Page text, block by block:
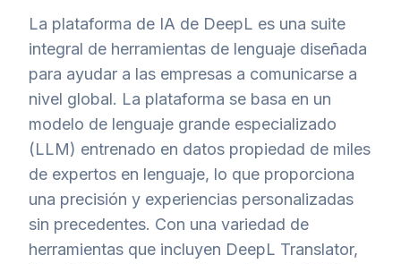
La plataforma de IA de DeepL es una suite
integral de herramientas de lenguaje diseñada
para ayudar a las empresas a comunicarse a
nivel global. La plataforma se basa en un
modelo de lenguaje grande especializado
(LLM) entrenado en datos propiedad de miles
de expertos en lenguaje, lo que proporciona
una precisión y experiencias personalizadas
sin precedentes. Con una variedad de
herramientas que incluyen DeepL Translator,